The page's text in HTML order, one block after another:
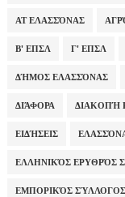
ΑΤ ΕΛΑΣΣΌΝΑΣ
Β' ΕΠΣΛ Γ' ΕΠΣΛ
ΔΉΜΟΣ ΕΛΑΣΣΌΝΑΣ
ΔΙΆΦΟΡΑ ΔΙΑΚΟΠΉ
ΕΙΔΉΣΕΙΣ
ΕΛΛΗΝΙΚΌΣ ΕΡΥΘΡΌΣ
ΕΜΠΟΡΙΚΌΣ